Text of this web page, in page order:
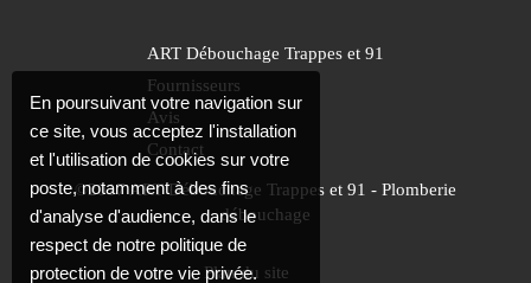
ART Débouchage Trappes et 91
Fournisseurs
Avis
Contact
©2017 ART Débouchage Trappes et 91 - Plomberie
débouchage
Plan du site
En poursuivant votre navigation sur
ce site, vous acceptez l'installation
et l'utilisation de cookies sur votre
poste, notamment à des fins
d'analyse d'audience, dans le
respect de notre politique de
protection de votre vie privée.